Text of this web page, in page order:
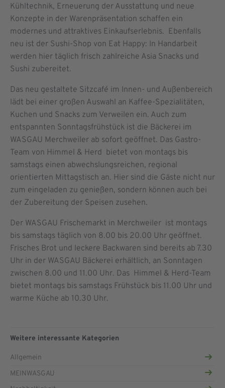
Kühltechnik, Erneuerung der Ausstattung und neue
Konzepte in der Warenpräsentation schaffen ein
modernes und attraktives Einkaufserlebnis. Ebenfalls
neu ist der Sushi-Shop von Eat Happy: In Handarbeit
werden hier täglich frisch zahlreiche Asia Snacks und
Sushi zubereitet.
Das neu gestaltete Sitzcafé im Innen- und Außenbereich
lädt bei einer großen Auswahl an Kaffee-Spezialitäten,
Kuchen und Snacks zum Verweilen ein. Auch zum
entspannten Sonntagsfrühstück ist die Bäckerei im
WASGAU Merchweiler ab sofort geöffnet. Das Gastro-
Team von Himmel & Herd bietet von montags bis
samstags einen abwechslungsreichen, regional
orientierten Mittagstisch an. Hier sind die Gäste nicht nur
zum eingeladen zu genießen, sondern können auch bei
der Zubereitung der Speisen zusehen.
Der WASGAU Frischemarkt in Merchweiler ist montags
bis samstags täglich von 8.00 bis 20.00 Uhr geöffnet.
Frisches Brot und leckere Backwaren sind bereits ab 7.30
Uhr in der WASGAU Bäckerei erhältlich, an Sonntagen
zwischen 8.00 und 11.00 Uhr. Das Himmel & Herd-Team
bietet montags bis samstags Frühstück bis 11.00 Uhr und
warme Küche ab 10.30 Uhr.
Weitere interessante Kategorien
Allgemein
MEINWASGAU